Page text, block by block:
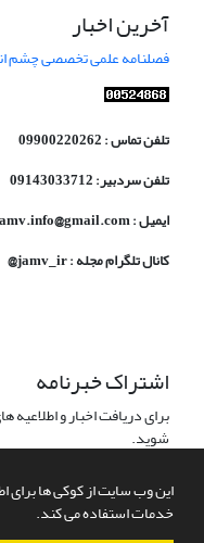
این وب سایت از کوکی ها برای
خدمات استفاده می کند.
آخرین اخبار
فصلنامه علمی تخصصی چشم
تلفن تماس : 09900220262
تلفن سردبیر: 09143033712
ایمیل : jamv.info@gmail.com
کانال تلگرام مجله : jamv_ir@
اشتراک خبرنامه
برای دریافت اخبار و
شوید.